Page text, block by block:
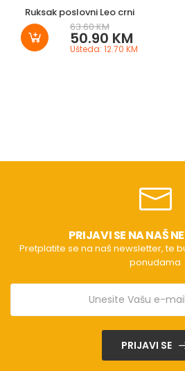
Ruksak poslovni Leo crni
63.60 KM
50.90 KM
Ušteda: 12.70 KM
PRIJAVI SE NA NAŠ
Pretplatite se na naš newsletter, te
ponudama
PRIJAVI SE